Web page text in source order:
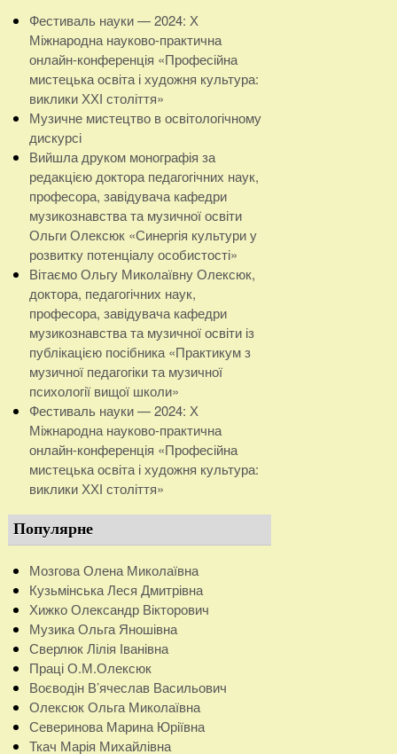
Фестиваль науки — 2024: Х
Міжнародна науково-практична
онлайн-конференція «Професійна
мистецька освіта і художня культура:
виклики ХХІ століття»
Музичне мистецтво в освітологічному
дискурсі
Вийшла друком монографія за
редакцією доктора педагогічних наук,
професора, завідувача кафедри
музикознавства та музичної освіти
Ольги Олексюк «Синергія культури у
розвитку потенціалу особистості»
Вітаємо Ольгу Миколаївну Олексюк,
доктора, педагогічних наук,
професора, завідувача кафедри
музикознавства та музичної освіти із
публікацією посібника «Практикум з
музичної педагогіки та музичної
психології вищої школи»
Фестиваль науки — 2024: Х
Міжнародна науково-практична
онлайн-конференція «Професійна
мистецька освіта і художня культура:
виклики ХХІ століття»
Популярне
Мозгова Олена Миколаївна
Кузьмінська Леся Дмитрівна
Хижко Олександр Вікторович
Музика Ольга Яношівна
Сверлюк Лілія Іванівна
Праці О.М.Олексюк
Воєводін В’ячеслав Васильович
Олексюк Ольга Миколаївна
Северинова Марина Юріївна
Ткач Марія Михайлівна